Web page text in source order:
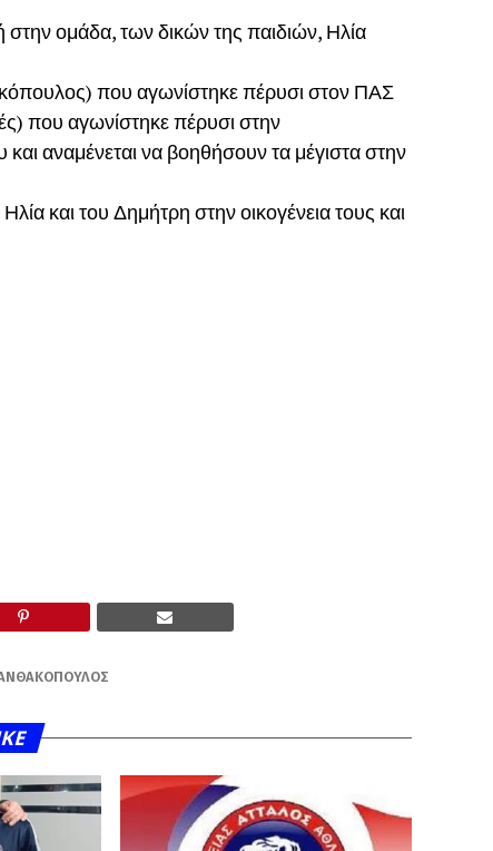
ομάδα, των δικών της παιδιών, Ηλία
που αγωνίστηκε πέρυσι στον ΠΑΣ
που αγωνίστηκε πέρυσι στην
αναμένεται να βοηθήσουν τα μέγιστα στην
και του Δημήτρη στην οικογένεια τους και